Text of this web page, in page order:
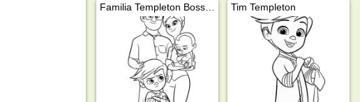
Familia Templeton Boss Baby Tim Templeton